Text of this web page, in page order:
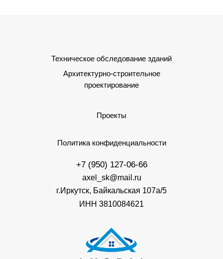
+7 (950) 127-06-66
Техническое обследование зданий
Архитектурно-строительное
проектирование
Проекты
Политика конфиденциальности
axel_sk@mail.ru
г.Иркутск, Байкальская 107а/5
ИНН 3810084621